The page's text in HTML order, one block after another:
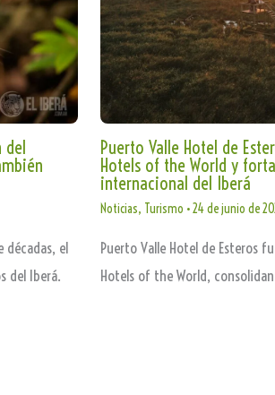
décadas, el
del Iberá.
Puerto Valle Hotel de
Hotels of the World y
internacional del Iberá
Noticias, Turismo •24 de junio de
Puerto Valle Hotel de Esteros
Hotels of the World,